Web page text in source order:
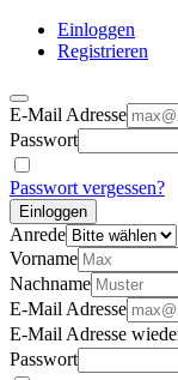
Einloggen
Registrieren
E-Mail Adresse
Passwort
Passwort vergessen?
Einloggen
Anrede
Vorname
Nachname
E-Mail Adresse
E-Mail Adresse
Passwort